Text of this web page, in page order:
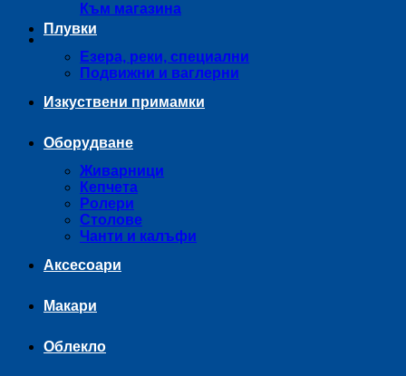
Към магазина
Плувки
Езера, реки, специални
Подвижни и ваглерни
Изкуствени примамки
Оборудване
Живарници
Кепчета
Ролери
Столове
Чанти и калъфи
Аксесоари
Макари
Облекло